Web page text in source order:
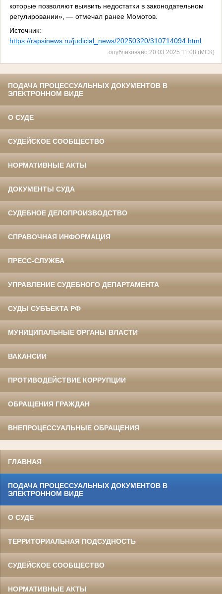
которые позволяют выявить недостатки в законодательном
регулировании», — отмечал ранее Момотов.
Источник:
https://rapsinews.ru/judicial_news/20250320/310714094.html
опубликовано 20.03.2025 11:08 (МСК)
ПОДАЧА ПРОЦЕССУАЛЬНЫХ ДОКУМЕНТОВ В
ЭЛЕКТРОННОМ ВИДЕ
О СУДЕ
СУДЕЙСКОЕ СООБЩЕСТВО
НОРМАТИВНЫЕ АКТЫ
ДОКУМЕНТЫ СУДА
СУДЕБНОЕ ДЕЛОПРОИЗВОДСТВО
СПРАВОЧНАЯ ИНФОРМАЦИЯ
ПРЕСС-СЛУЖБА
УПРАВЛЕНИЕ СУДЕБНОГО ДЕПАРТАМЕНТА
СУДЫ СУБЪЕКТА РФ
МУНИЦИПАЛЬНЫЕ ОРГАНЫ ВЛАСТИ
ВАКАНСИИ
ПРОТИВОДЕЙСТВИЕ КОРРУПЦИИ
ОБРАЩЕНИЯ ГРАЖДАН
ВНЕПРОЦЕССУАЛЬНЫЕ ОБРАЩЕНИЯ
ГЛАВНАЯ
ПОДАЧА ПРОЦЕССУАЛЬНЫХ ДОКУМЕНТОВ В
ЭЛЕКТРОННОМ ВИДЕ
О СУДЕ
ТЕРРИТОРИАЛЬНАЯ ПОДСУДНОСТЬ
СУДЕЙСКОЕ СООБЩЕСТВО
НОРМАТИВНЫЕ АКТЫ